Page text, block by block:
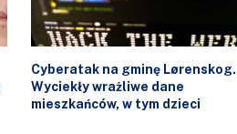
Cyberatak na gminę Lørenskog.
Wyciekły wrażliwe dane
mieszkańców, w tym dzieci